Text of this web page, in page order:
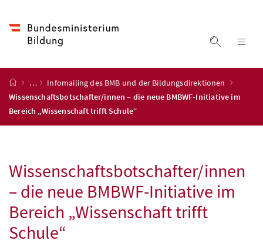
Suche
Startseite
…
Infomailing des BMB und der Bildungsdirektionen
Wissenschaftsbotschafter/innen – die neue BMBWF-Initiative im
Bereich „Wissenschaft trifft Schule“
Wissenschaftsbotschafter/innen
– die neue BMBWF-Initiative im
Bereich „Wissenschaft trifft
Schule“